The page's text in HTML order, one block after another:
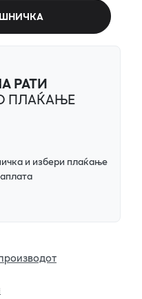
РАТИ
ПЛАЌАЊЕ
и избери плаќање